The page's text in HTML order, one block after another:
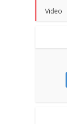
Video